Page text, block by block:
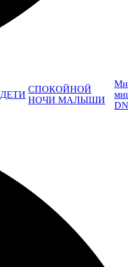
ДЕТИ
СПОКОЙНОЙ
НОЧИ МАЛЫШИ